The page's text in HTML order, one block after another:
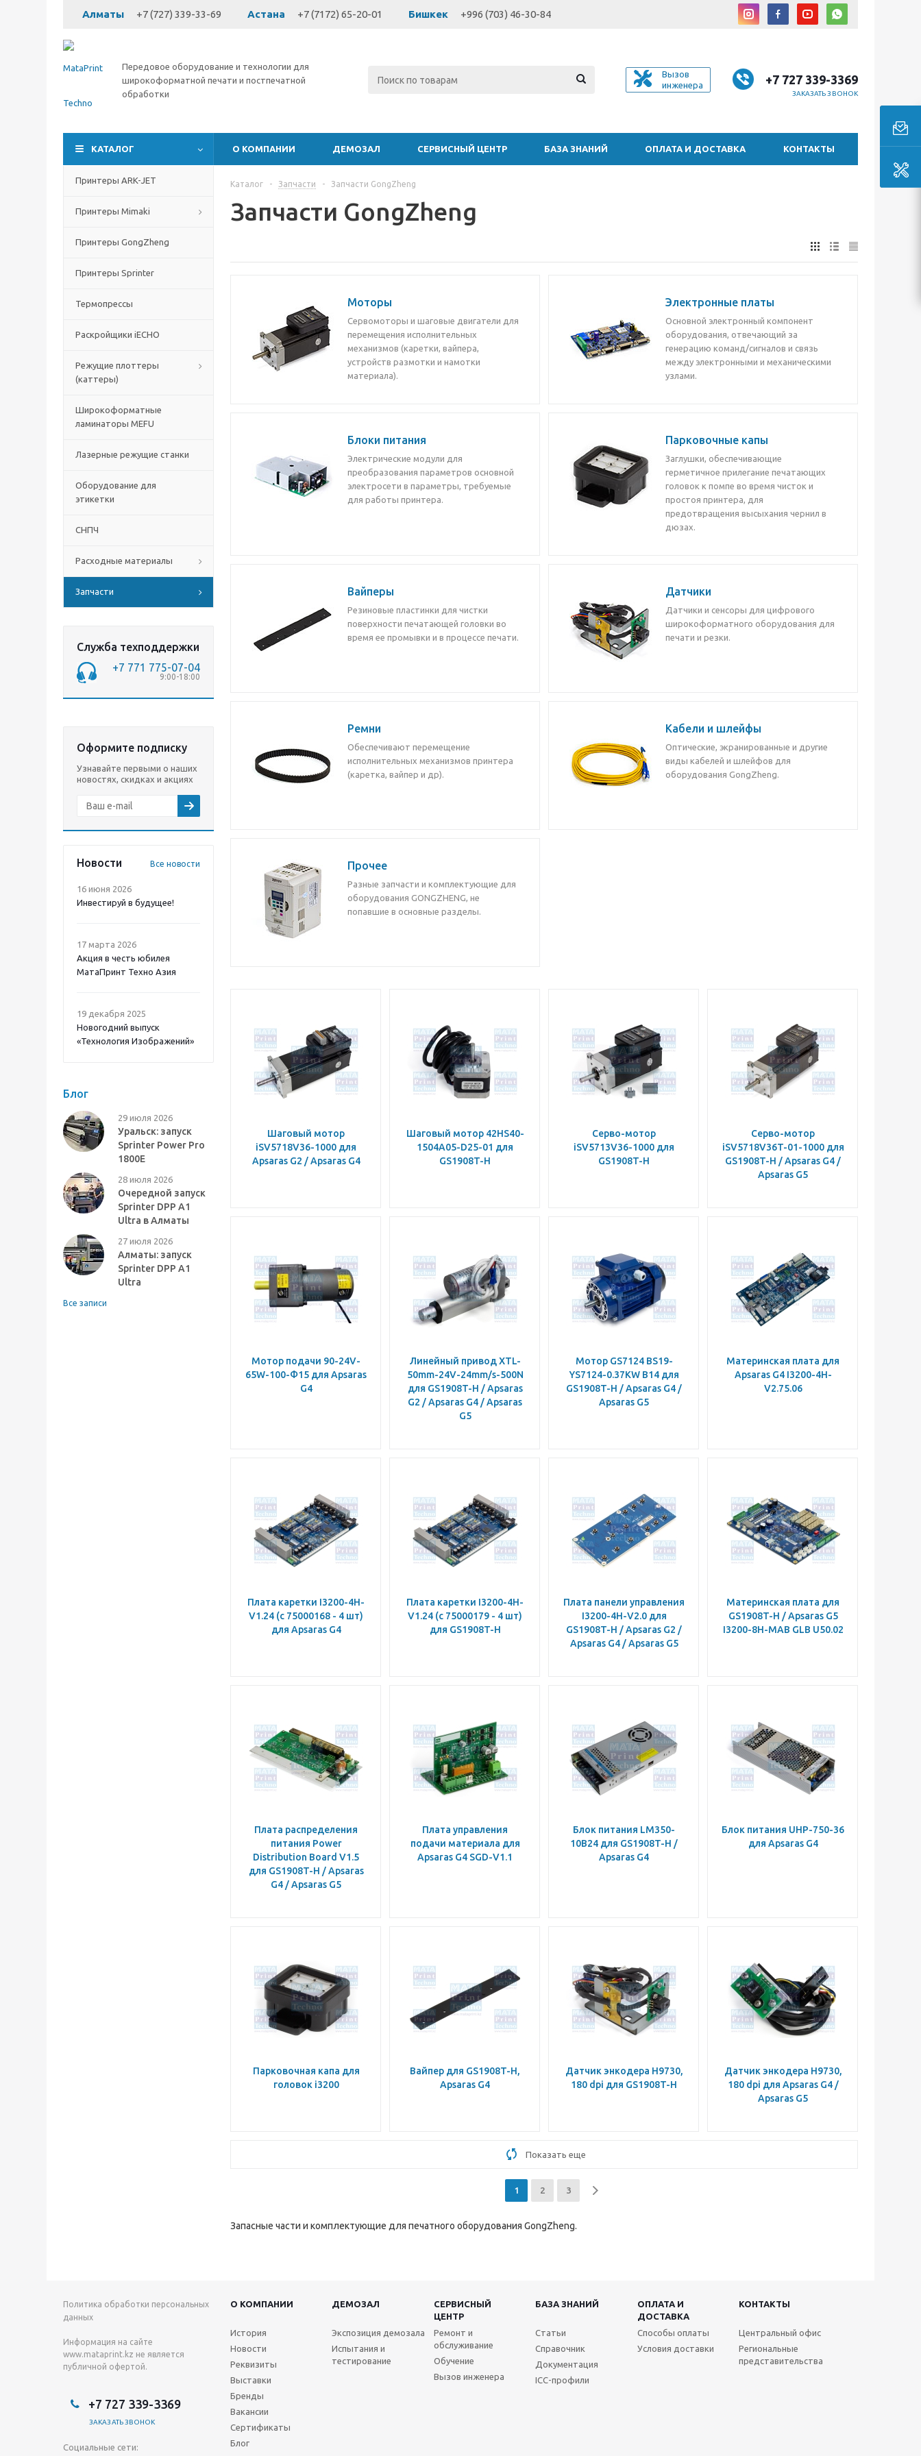
Алматы +7 (727) 339-33-69 Астана +7 (7172) 65-20-01 Бишкек +996 (703) 46-30-84
Передовое оборудование и технологии для
широкоформатной печати и постпечатной
обработки
Вызов
инженера
+7 727 339-3369
ЗАКАЗАТЬ ЗВОНОК
КАТАЛОГ О КОМПАНИИ ДЕМОЗАЛ СЕРВИСНЫЙ ЦЕНТР БАЗА ЗНАНИЙ ОПЛАТА И ДОСТАВКА КОНТАКТЫ
Принтеры ARK-JET
Принтеры Mimaki
Принтеры GongZheng
Принтеры Sprinter
Термопрессы
Раскройщики iECHO
Режущие плоттеры
(каттеры)
Широкоформатные
ламинаторы MEFU
Лазерные режущие станки
Оборудование для
этикетки
СНПЧ
Расходные материалы
Запчасти
Служба техподдержки
+7 771 775-07-04
9:00-18:00
Оформите подписку
Узнавайте первыми о наших
новостях, скидках и акциях
Новости Все новости
16 июня 2026
Инвестируй в будущее!
17 марта 2026
Акция в честь юбилея
МатаПринт Техно Азия
19 декабря 2025
Новогодний выпуск
«Технология Изображений»
Блог
29 июля 2026
Уральск: запуск
Sprinter Power Pro
1800E
28 июля 2026
Очередной запуск
Sprinter DPP A1
Ultra в Алматы
27 июля 2026
Алматы: запуск
Sprinter DPP A1
Ultra
Все записи
Каталог - Запчасти - Запчасти GongZheng
Запчасти GongZheng
Моторы
Сервомоторы и шаговые двигатели для
перемещения исполнительных
механизмов (каретки, вайпера,
устройств размотки и намотки
материала).
Электронные платы
Основной электронный компонент
оборудования, отвечающий за
генерацию команд/сигналов и связь
между электронными и механическими
узлами.
Блоки питания
Электрические модули для
преобразования параметров основной
электросети в параметры, требуемые
для работы принтера.
Парковочные капы
Заглушки, обеспечивающие
герметичное прилегание печатающих
головок к помпе во время чисток и
простоя принтера, для
предотвращения высыхания чернил в
дюзах.
Вайперы
Резиновые пластинки для чистки
поверхности печатающей головки во
время ее промывки и в процессе печати.
Датчики
Датчики и сенсоры для цифрового
широкоформатного оборудования для
печати и резки.
Ремни
Обеспечивают перемещение
исполнительных механизмов принтера
(каретка, вайпер и др).
Кабели и шлейфы
Оптические, экранированные и другие
виды кабелей и шлейфов для
оборудования GongZheng.
Прочее
Разные запчасти и комплектующие для
оборудования GONGZHENG, не
попавшие в основные разделы.
Шаговый мотор
iSV5718V36-1000 для
Apsaras G2 / Apsaras G4
Шаговый мотор 42HS40-
1504A05-D25-01 для
GS1908T-H
Серво-мотор
iSV5713V36-1000 для
GS1908T-H
Серво-мотор
iSV5718V36T-01-1000 для
GS1908T-H / Apsaras G4 /
Apsaras G5
Мотор подачи 90-24V-
65W-100-Φ15 для Apsaras
G4
Линейный привод XTL-
50mm-24V-24mm/s-500N
для GS1908T-H / Apsaras
G2 / Apsaras G4 / Apsaras
G5
Мотор GS7124 BS19-
YS7124-0.37KW B14 для
GS1908T-H / Apsaras G4 /
Apsaras G5
Материнская плата для
Apsaras G4 I3200-4H-
V2.75.06
Плата каретки I3200-4H-
V1.24 (c 75000168 - 4 шт)
для Apsaras G4
Плата каретки I3200-4H-
V1.24 (c 75000179 - 4 шт)
для GS1908T-H
Плата панели управления
I3200-4H-V2.0 для
GS1908T-H / Apsaras G2 /
Apsaras G4 / Apsaras G5
Материнская плата для
GS1908T-H / Apsaras G5
I3200-8H-MAB GLB U50.02
Плата распределения
питания Power
Distribution Board V1.5
для GS1908T-H / Apsaras
G4 / Apsaras G5
Плата управления
подачи материала для
Apsaras G4 SGD-V1.1
Блок питания LM350-
10B24 для GS1908T-H /
Apsaras G4
Блок питания UHP-750-36
для Apsaras G4
Парковочная капа для
головок i3200
Вайпер для GS1908T-H,
Apsaras G4
Датчик энкодера H9730,
180 dpi для GS1908T-H
Датчик энкодера H9730,
180 dpi для Apsaras G4 /
Apsaras G5
Показать еще
1 2 3
Запасные части и комплектующие для печатного оборудования GongZheng.
Политика обработки персональных
данных
Информация на сайте
www.mataprint.kz не является
публичной офертой.
+7 727 339-3369
ЗАКАЗАТЬ ЗВОНОК
Социальные сети:
О КОМПАНИИ ДЕМОЗАЛ
СЕРВИСНЫЙ
ЦЕНТР
БАЗА ЗНАНИЙ
ОПЛАТА И
ДОСТАВКА
КОНТАКТЫ
История
Новости
Реквизиты
Выставки
Бренды
Вакансии
Сертификаты
Блог
Экспозиция демозала
Испытания и
тестирование
Ремонт и
обслуживание
Обучение
Вызов инженера
Статьи
Справочник
Документация
ICC-профили
Способы оплаты
Условия доставки
Центральный офис
Региональные
представительства